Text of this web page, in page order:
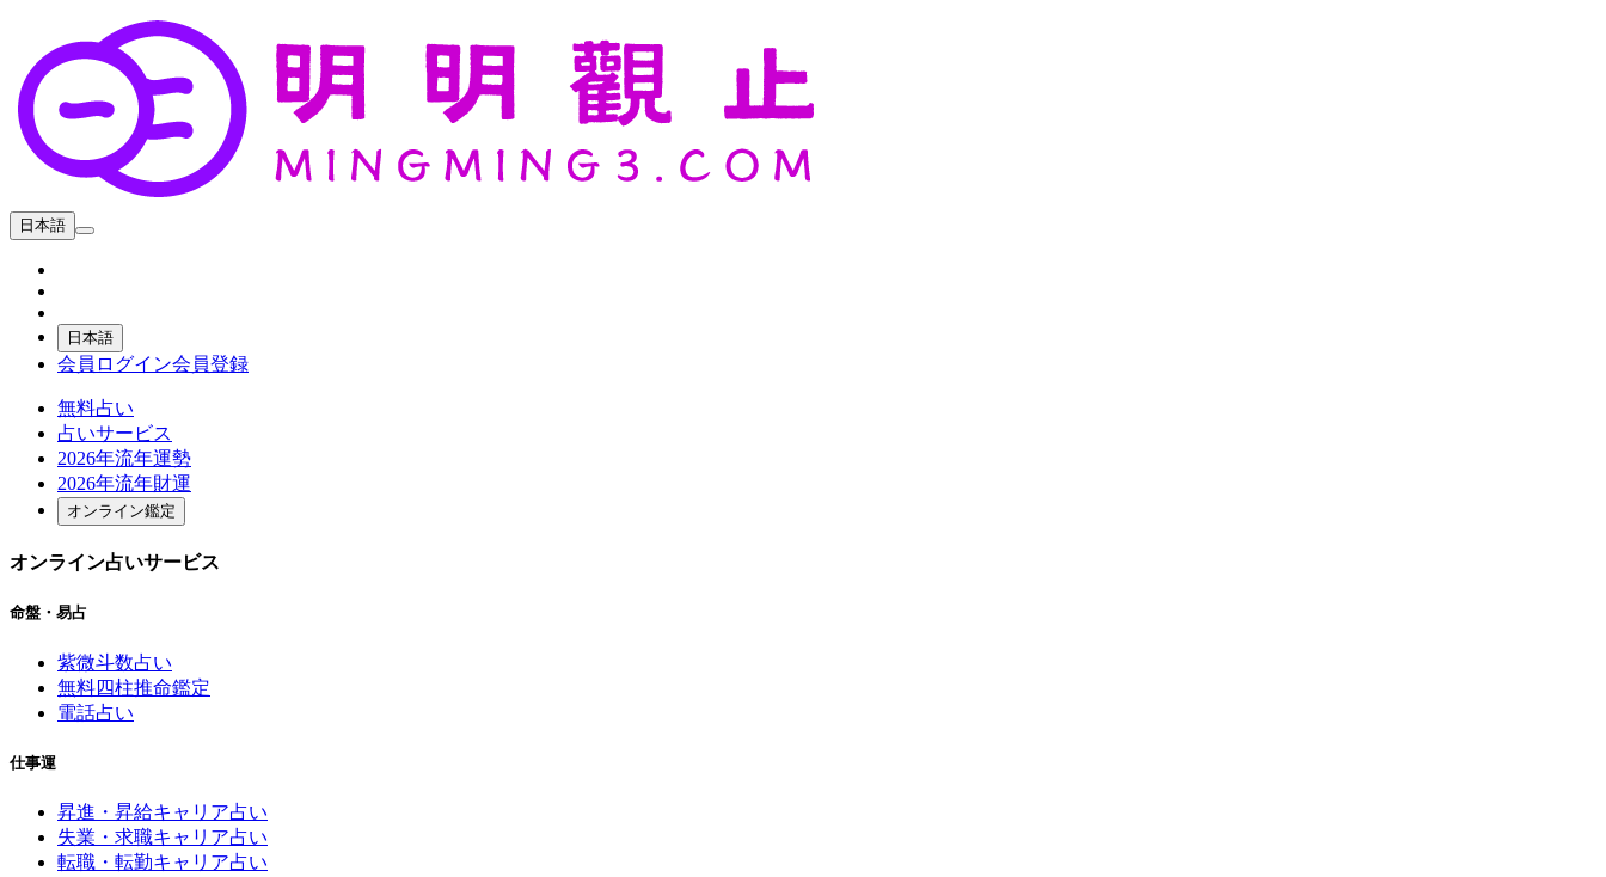
日本語
日本語
会員ログイン会員登録
無料占い
占いサービス
2026年流年運勢
2026年流年財運
オンライン鑑定
オンライン占いサービス
命盤・易占
紫微斗数占い
無料四柱推命鑑定
電話占い
仕事運
昇進・昇給キャリア占い
失業・求職キャリア占い
転職・転勤キャリア占い